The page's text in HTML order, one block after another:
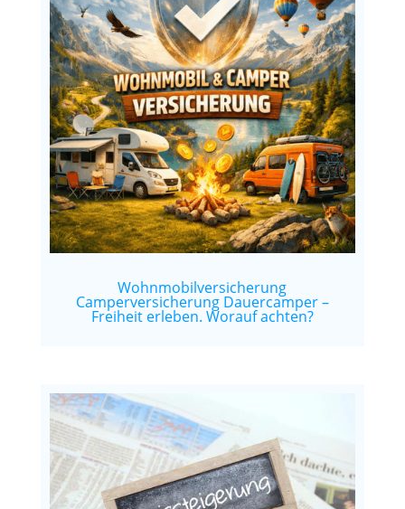
Wohnmobilversicherung
Camperversicherung Dauercamper –
Freiheit erleben. Worauf achten?